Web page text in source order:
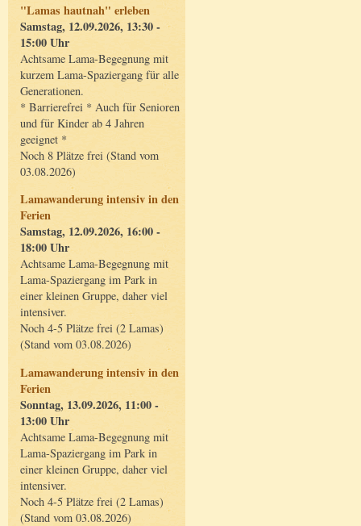
"Lamas hautnah" erleben
Samstag, 12.09.2026, 13:30 -
15:00 Uhr
Achtsame Lama-Begegnung mit
kurzem Lama-Spaziergang für alle
Generationen.
* Barrierefrei * Auch für Senioren
und für Kinder ab 4 Jahren
geeignet *
Noch 8 Plätze frei (Stand vom
03.08.2026)
Lamawanderung intensiv in den
Ferien
Samstag, 12.09.2026, 16:00 -
18:00 Uhr
Achtsame Lama-Begegnung mit
Lama-Spaziergang im Park in
einer kleinen Gruppe, daher viel
intensiver.
Noch 4-5 Plätze frei (2 Lamas)
(Stand vom 03.08.2026)
Lamawanderung intensiv in den
Ferien
Sonntag, 13.09.2026, 11:00 -
13:00 Uhr
Achtsame Lama-Begegnung mit
Lama-Spaziergang im Park in
einer kleinen Gruppe, daher viel
intensiver.
Noch 4-5 Plätze frei (2 Lamas)
(Stand vom 03.08.2026)